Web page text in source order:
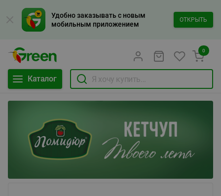
Удобно заказывать с новым
мобильным приложением
ОТКРЫТЬ
Каталог
0